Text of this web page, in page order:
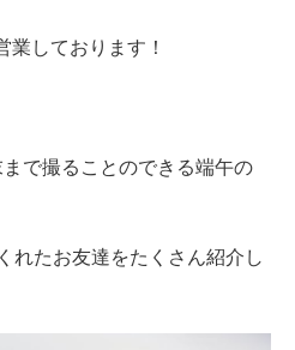
業しております！
で撮ることのできる端午の
れたお友達をたくさん紹介し